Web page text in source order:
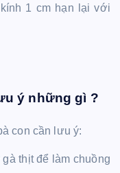
1 cm hạn lại với
ý những gì ?
con cần lưu ý:
thịt để làm chuồng